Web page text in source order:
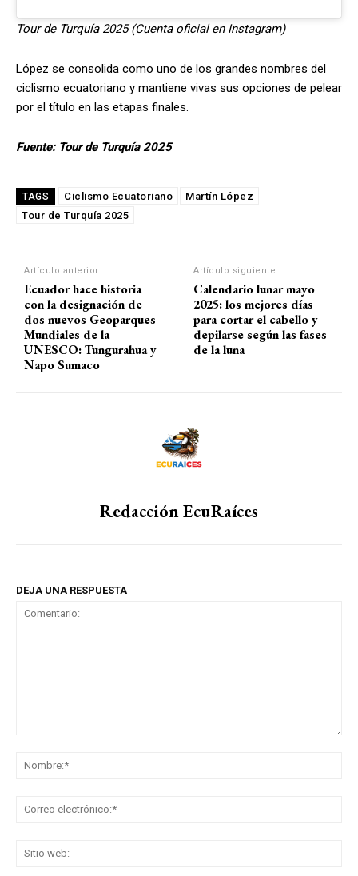
Tour de Turquía 2025 (Cuenta oficial en Instagram)
López se consolida como uno de los grandes nombres del
ciclismo ecuatoriano y mantiene vivas sus opciones de pelear
por el título en las etapas finales.
Fuente: Tour de Turquía 2025
TAGS Ciclismo Ecuatoriano
Martín López
Tour de Turquía 2025
Artículo anterior
Ecuador hace historia
con la designación de
dos nuevos Geoparques
Mundiales de la
UNESCO: Tungurahua y
Napo Sumaco
Artículo siguiente
Calendario lunar mayo
2025: los mejores días
para cortar el cabello y
depilarse según las fases
de la luna
Redacción EcuRaíces
DEJA UNA RESPUESTA